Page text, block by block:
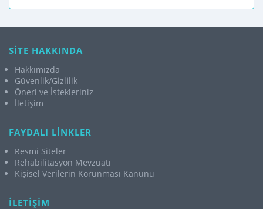
SİTE HAKKINDA
Hakkımızda
Güvenlik/Gizlilik
Öneri ve İstekleriniz
İletişim
FAYDALI LİNKLER
Resmi Siteler
Rehabilitasyon Mevzuatı
Kişisel Verilerin Korunması Kanunu
İLETİŞİM